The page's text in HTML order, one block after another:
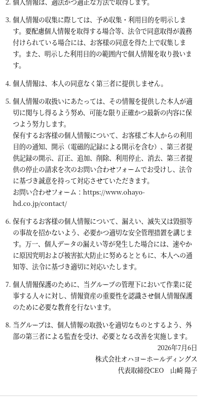
個人情報の収集に際しては、予め収集・利用目的を明示しま
す。要配慮個人情報を取得する場合等、法令で同意取得が義務
付けられている場合には、お客様の同意を得た上で収集しま
す。また、明示した利用目的の範囲内で個人情報を取り扱いま
す。
個人情報は、本人の同意なく第三者に提供しません。
個人情報の取扱いにあたっては、その情報を提供した本人が適
切に関与し得るよう努め、可能な限り正確かつ最新の内容に保
つよう努力します。
保有するお客様の個人情報について、お客様ご本人からの利用
目的の通知、開示（電磁的記録による開示を含む）、第三者提
供記録の開示、訂正、追加、削除、利用停止、消去、第三者提
供の停止の請求を次のお問い合わせフォームでお受けし、法令
に基づき誠意を持って対応させていただきます。
お問い合わせフォーム：https://www.ohayo-
hd.co.jp/contact/
保有するお客様の個人情報について、漏えい、滅失又は毀損等
の事故を招かないよう、必要かつ適切な安全管理措置を講じま
す。万一、個人データの漏えい等が発生した場合には、速やか
に原因究明および被害拡大防止に努めるとともに、本人への通
知等、法令に基づき適切に対応いたします。
個人情報保護のために、当グループの管理下において作業に従
事する人々に対し、情報資産の重要性を認識させ個人情報保護
のために必要な教育を行ないます。
当グループは、個人情報の取扱いを適切なものとするよう、外
部の第三者による監査を受け、必要となる改善を実施します。
2026年7月6日
株式会社オハヨーホールディングス
代表取締役CEO 山崎 陽子